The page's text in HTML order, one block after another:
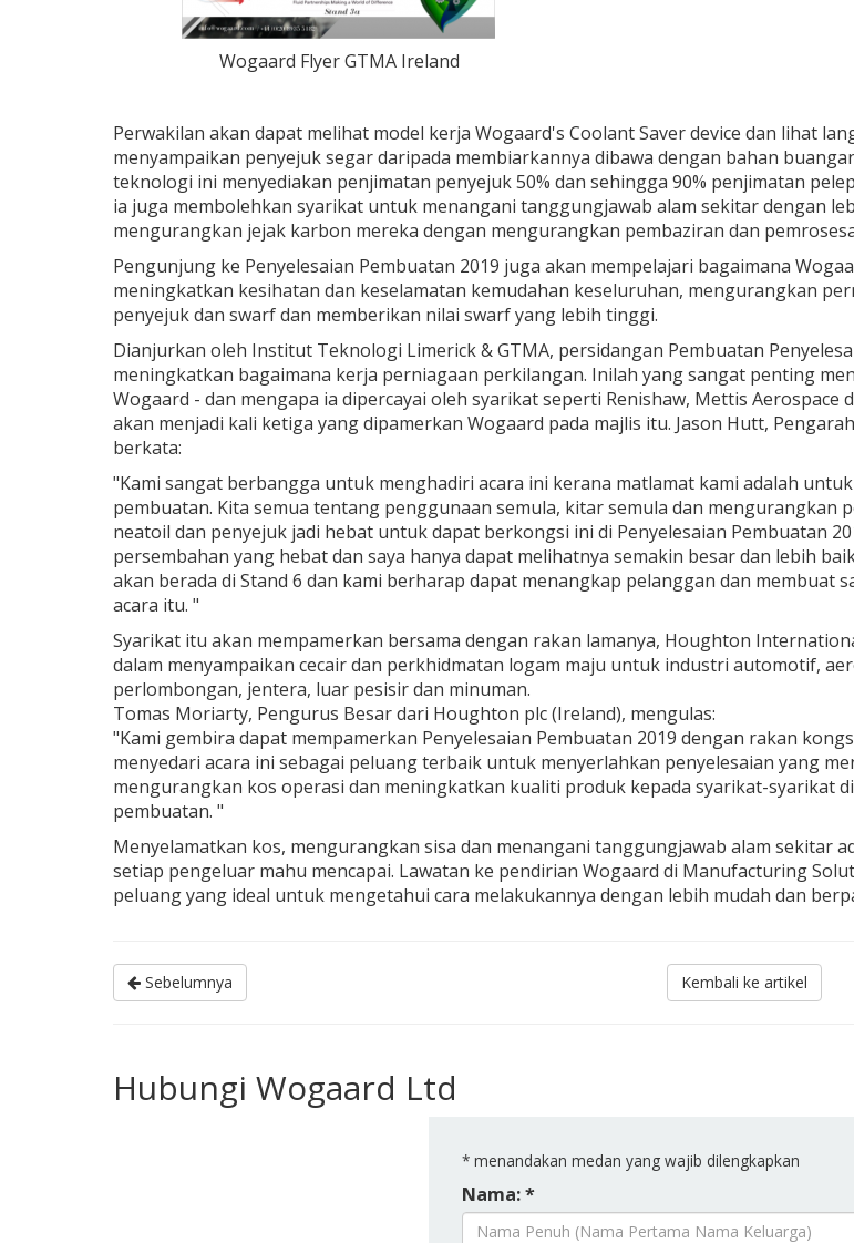
Wogaard Flyer GTMA Ireland
Perwakilan akan dapat melihat model kerja Wogaard's Coolant Saver device dan lihat
menyampaikan penyejuk segar daripada membiarkannya dibawa dengan bahan
teknologi ini menyediakan penjimatan penyejuk 50% dan sehingga 90% penjimatan
ia juga membolehkan syarikat untuk menangani tanggungjawab alam sekitar dengan
mengurangkan jejak karbon mereka dengan mengurangkan pembaziran dan
Pengunjung ke Penyelesaian Pembuatan 2019 juga akan mempelajari bagaimana
meningkatkan kesihatan dan keselamatan kemudahan keseluruhan, mengurangkan
penyejuk dan swarf dan memberikan nilai swarf yang lebih tinggi.
Dianjurkan oleh Institut Teknologi Limerick & GTMA, persidangan Pembuatan
meningkatkan bagaimana kerja perniagaan perkilangan. Inilah yang sangat penting
Wogaard - dan mengapa ia dipercayai oleh syarikat seperti Renishaw, Mettis Aerospace
akan menjadi kali ketiga yang dipamerkan Wogaard pada majlis itu. Jason Hutt,
berkata:
"Kami sangat berbangga untuk menghadiri acara ini kerana matlamat kami adalah
pembuatan. Kita semua tentang penggunaan semula, kitar semula dan mengurangkan
neatoil dan penyejuk jadi hebat untuk dapat berkongsi ini di Penyelesaian Pembuatan
persembahan yang hebat dan saya hanya dapat melihatnya semakin besar dan lebih
akan berada di Stand 6 dan kami berharap dapat menangkap pelanggan dan membuat
acara itu. "
Syarikat itu akan mempamerkan bersama dengan rakan lamanya, Houghton
dalam menyampaikan cecair dan perkhidmatan logam maju untuk industri automotif,
perlombongan, jentera, luar pesisir dan minuman.
Tomas Moriarty, Pengurus Besar dari Houghton plc (Ireland), mengulas:
"Kami gembira dapat mempamerkan Penyelesaian Pembuatan 2019 dengan rakan
menyedari acara ini sebagai peluang terbaik untuk menyerlahkan penyelesaian yang
mengurangkan kos operasi dan meningkatkan kualiti produk kepada syarikat-syarikat
pembuatan. "
Menyelamatkan kos, mengurangkan sisa dan menangani tanggungjawab alam sekitar
setiap pengeluar mahu mencapai. Lawatan ke pendirian Wogaard di Manufacturing
peluang yang ideal untuk mengetahui cara melakukannya dengan lebih mudah dan
Sebelumnya Kembali ke artikel
Hubungi Wogaard Ltd
* menandakan medan yang wajib dilengkapkan
Nama: *